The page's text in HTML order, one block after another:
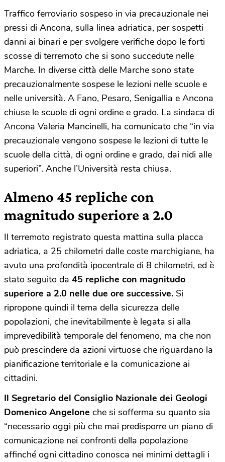
Traffico ferroviario sospeso in via precauzionale nei
pressi di Ancona, sulla linea adriatica, per sospetti
danni ai binari e per svolgere verifiche dopo le forti
scosse di terremoto che si sono succedute nelle
Marche. In diverse città delle Marche sono state
precauzionalmente sospese le lezioni nelle scuole e
nelle università. A Fano, Pesaro, Senigallia e Ancona
chiuse le scuole di ogni ordine e grado. La sindaca di
Ancona Valeria Mancinelli, ha comunicato che “in via
precauzionale vengono sospese le lezioni di tutte le
scuole della città, di ogni ordine e grado, dai nidi alle
superiori”. Anche l’Università resta chiusa.
Almeno 45 repliche con
magnitudo superiore a 2.0
Il terremoto registrato questa mattina sulla placca
adriatica, a 25 chilometri dalle coste marchigiane, ha
avuto una profondità ipocentrale di 8 chilometri, ed è
stato seguito da 45 repliche con magnitudo
superiore a 2.0 nelle due ore successive. Si
ripropone quindi il tema della sicurezza delle
popolazioni, che inevitabilmente è legata si alla
imprevedibilità temporale del fenomeno, ma che non
può prescindere da azioni virtuose che riguardano la
pianificazione territoriale e la comunicazione ai
cittadini.
Il Segretario del Consiglio Nazionale dei Geologi
Domenico Angelone che si sofferma su quanto sia
“necessario oggi più che mai predisporre un piano di
comunicazione nei confronti della popolazione
affinché ogni cittadino conosca nei minimi dettagli i